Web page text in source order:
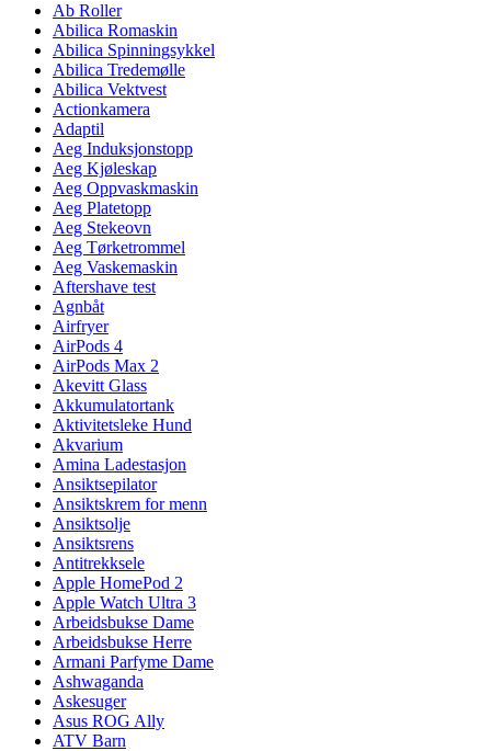
Ab Roller
Abilica Romaskin
Abilica Spinningsykkel
Abilica Tredemølle
Abilica Vektvest
Actionkamera
Adaptil
Aeg Induksjonstopp
Aeg Kjøleskap
Aeg Oppvaskmaskin
Aeg Platetopp
Aeg Stekeovn
Aeg Tørketrommel
Aeg Vaskemaskin
Aftershave test
Agnbåt
Airfryer
AirPods 4
AirPods Max 2
Akevitt Glass
Akkumulatortank
Aktivitetsleke Hund
Akvarium
Amina Ladestasjon
Ansiktsepilator
Ansiktskrem for menn
Ansiktsolje
Ansiktsrens
Antitrekksele
Apple HomePod 2
Apple Watch Ultra 3
Arbeidsbukse Dame
Arbeidsbukse Herre
Armani Parfyme Dame
Ashwaganda
Askesuger
Asus ROG Ally
ATV Barn